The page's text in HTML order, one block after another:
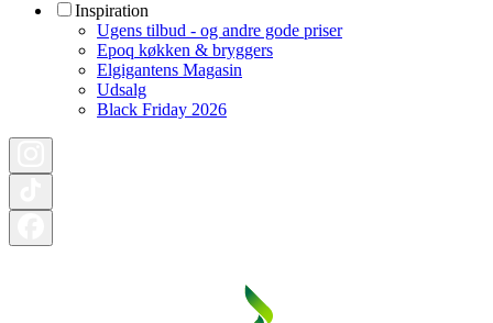
Inspiration
Ugens tilbud - og andre gode priser
Epoq køkken & bryggers
Elgigantens Magasin
Udsalg
Black Friday 2026